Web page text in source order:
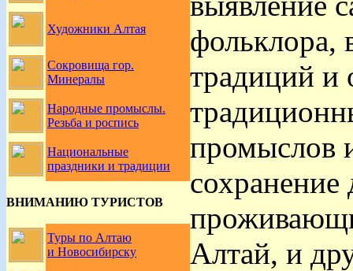
Художники Алтая
Сокровища гор.
Минералы
Народные промыслы.
Резьба и роспись
Национальные
праздники и традиции
ВНИМАНИЮ ТУРИСТОВ
Туры по Алтаю
и Новосибирску
фольклора,
традиций и
промыслов
сохранение
Алтай, и